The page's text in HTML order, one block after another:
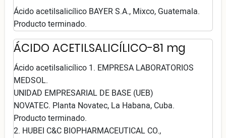
Ácido acetilsalicílico BAYER S.A., Mixco, Guatemala.
Producto terminado.
ÁCIDO ACETILSALICÍLICO-81 mg
Ácido acetilsalicílico 1. EMPRESA LABORATORIOS
MEDSOL.
UNIDAD EMPRESARIAL DE BASE (UEB)
NOVATEC. Planta Novatec, La Habana, Cuba.
Producto terminado.
2. HUBEI C&C BIOPHARMACEUTICAL CO.,